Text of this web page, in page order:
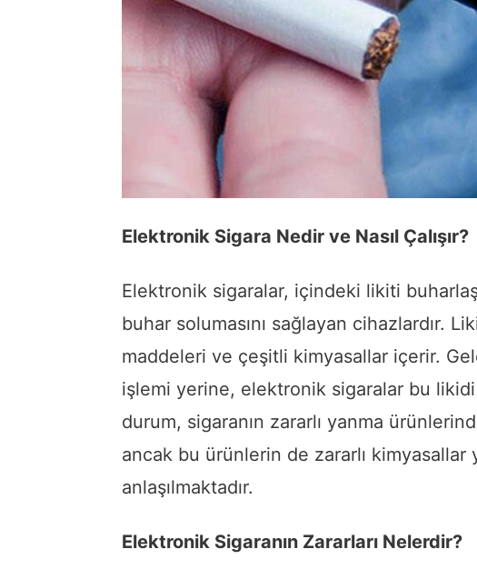
Elektronik Sigara Nedir ve Nasıl Çalışır?
Elektronik sigaralar, içindeki likiti
buhar solumasını sağlayan cihazlardır.
maddeleri ve çeşitli kimyasallar içerir.
işlemi yerine, elektronik sigaralar bu likidi
durum, sigaranın zararlı yanma
ancak bu ürünlerin de zararlı kimyasallar
anlaşılmaktadır.
Elektronik Sigaranın Zararları Nelerdir?